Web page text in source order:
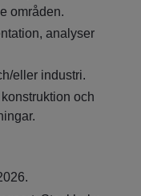
områden.
analyser
eller industri.
och